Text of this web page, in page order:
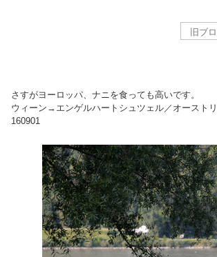
さすがヨーロッパ、ナニを食っても高いです。
ウィーン→エンゲルハートシュツェル／オースト
160901